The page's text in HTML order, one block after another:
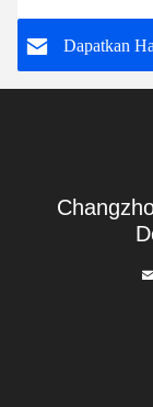
kimia dan
intermediet
Dapatkan